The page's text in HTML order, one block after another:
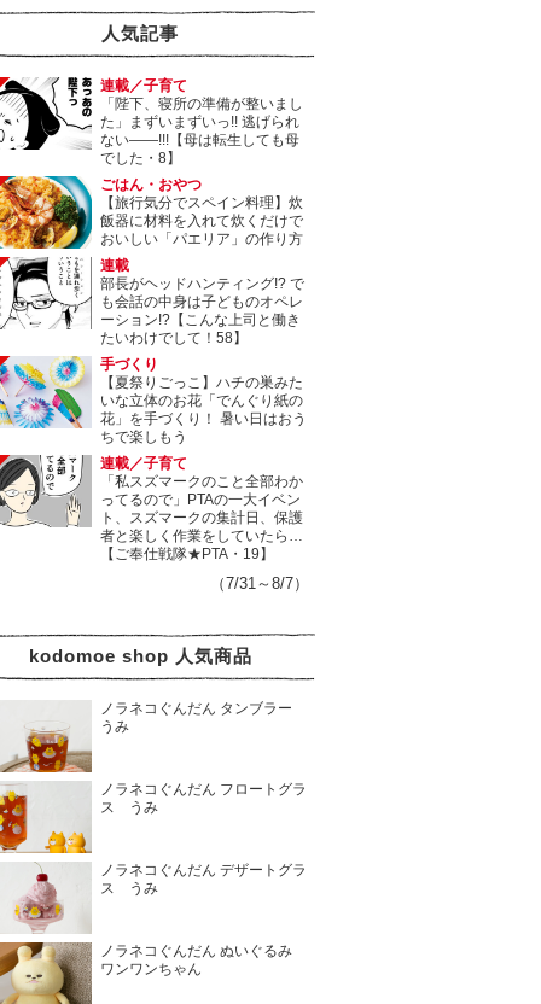
人気記事
連載／子育て
「陛下、寝所の準備が整いまし
た」まずいまずいっ!! 逃げられ
ない――!!!【母は転生しても母
でした・8】
ごはん・おやつ
【旅行気分でスペイン料理】炊
飯器に材料を入れて炊くだけで
おいしい「パエリア」の作り方
連載
部長がヘッドハンティング!? で
も会話の中身は子どものオペレ
ーション!?【こんな上司と働き
たいわけでして！58】
手づくり
【夏祭りごっこ】ハチの巣みた
いな立体のお花「でんぐり紙の
花」を手づくり！ 暑い日はおう
ちで楽しもう
連載／子育て
「私スズマークのこと全部わか
ってるので」PTAの一大イベン
ト、スズマークの集計日、保護
者と楽しく作業をしていたら…
【ご奉仕戦隊★PTA・19】
（7/31～8/7）
kodomoe shop 人気商品
ノラネコぐんだん タンブラー
うみ
ノラネコぐんだん フロートグラ
ス うみ
ノラネコぐんだん デザートグラ
ス うみ
ノラネコぐんだん ぬいぐるみ
ワンワンちゃん